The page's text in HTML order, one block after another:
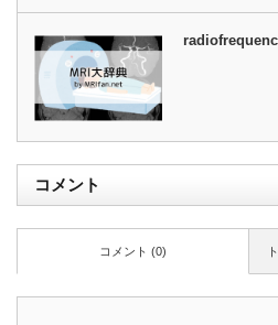
コメント
コメント (0)